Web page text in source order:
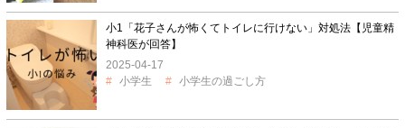
小1「花子さんが怖くてトイレに行けない」対処法【児童精
神科医が回答】
2025-04-17
小学生
小学生の過ごし方